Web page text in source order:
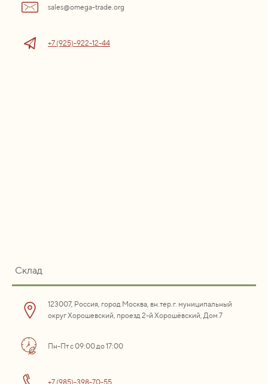
sales@omega-trade.org
+7 (925)-922-12-44
Склад
123007, Россия, город Москва, вн.тер.г. муниципальный
округ Хорошевский, проезд 2-й Хорошёвский, Дом 7
Пн-Пт с 09:00 до 17:00
+7 (985)-398-70-55